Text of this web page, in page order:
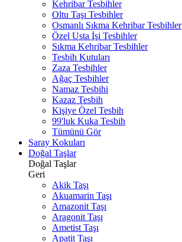
Kehribar Tesbihler
Oltu Taşı Tesbihler
Osmanlı Sıkma Kehribar Tesbihler
Özel Usta İşi Tesbihler
Sıkma Kehribar Tesbihler
Tesbih Kutuları
Zaza Tesbihler
Ağaç Tesbihler
Namaz Tesbihi
Kazaz Tesbih
Kişiye Özel Tesbih
99'luk Kuka Tesbih
Tümünü Gör
Saray Kokuları
Doğal Taşlar
Doğal Taşlar
Geri
Akik Taşı
Akuamarin Taşı
Amazonit Taşı
Aragonit Taşı
Ametist Taşı
Apatit Taşı